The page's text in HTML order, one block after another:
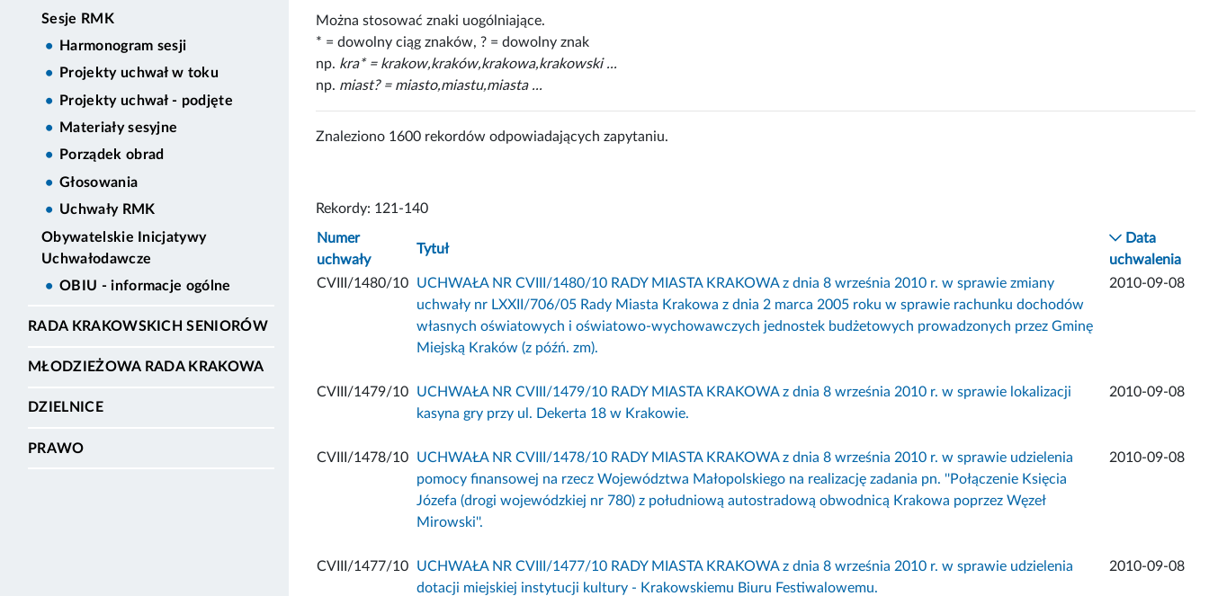
Sesje RMK
Harmonogram sesji
Projekty uchwał w toku
Projekty uchwał - podjęte
Materiały sesyjne
Porządek obrad
Głosowania
Uchwały RMK
Obywatelskie Inicjatywy
Uchwałodawcze
OBIU - informacje ogólne
RADA KRAKOWSKICH SENIORÓW
MŁODZIEŻOWA RADA KRAKOWA
DZIELNICE
PRAWO
Można stosować znaki uogólniające.
* = dowolny ciąg znaków, ? = dowolny znak
np. kra* = krakow,kraków,krakowa,krakowski ...
np. miast? = miasto,miastu,miasta ...
Znaleziono 1600 rekordów odpowiadających zapytaniu.
Rekordy: 121-140
Numer
uchwały
Tytuł
Data
uchwalenia
CVIII/1480/10
UCHWAŁA NR CVIII/1480/10 RADY MIASTA KRAKOWA z dnia 8 września 2010 r. w sprawie zmiany
uchwały nr LXXII/706/05 Rady Miasta Krakowa z dnia 2 marca 2005 roku w sprawie rachunku dochodów
własnych oświatowych i oświatowo-wychowawczych jednostek budżetowych prowadzonych przez Gminę
Miejską Kraków (z późń. zm).
2010-09-08
CVIII/1479/10
UCHWAŁA NR CVIII/1479/10 RADY MIASTA KRAKOWA z dnia 8 września 2010 r. w sprawie lokalizacji
kasyna gry przy ul. Dekerta 18 w Krakowie.
2010-09-08
CVIII/1478/10
UCHWAŁA NR CVIII/1478/10 RADY MIASTA KRAKOWA z dnia 8 września 2010 r. w sprawie udzielenia
pomocy finansowej na rzecz Województwa Małopolskiego na realizację zadania pn. ''Połączenie Księcia
Józefa (drogi wojewódzkiej nr 780) z południową autostradową obwodnicą Krakowa poprzez Węzeł
Mirowski''.
2010-09-08
CVIII/1477/10
UCHWAŁA NR CVIII/1477/10 RADY MIASTA KRAKOWA z dnia 8 września 2010 r. w sprawie udzielenia
dotacji miejskiej instytucji kultury - Krakowskiemu Biuru Festiwalowemu.
2010-09-08